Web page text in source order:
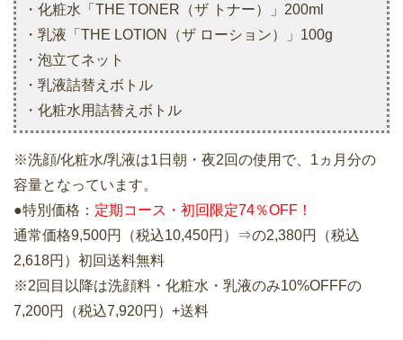
・化粧水「THE TONER（ザ トナー）」200ml
・乳液「THE LOTION（ザ ローション）」100g
・泡立てネット
・乳液詰替えボトル
・化粧水用詰替えボトル
※洗顔/化粧水/乳液は1日朝・夜2回の使用で、1ヵ月分の
容量となっています。
●特別価格： 定期コース・初回限定74％OFF！
通常価格9,500円（税込10,450円）⇒の2,380円（税込
2,618円）初回送料無料
※2回目以降は洗顔料・化粧水・乳液のみ10%OFFFの
7,200円（税込7,920円）+送料